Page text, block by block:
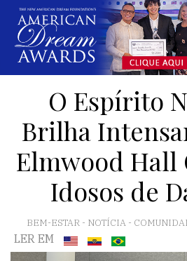
O Espírito
Brilha
Elmwood Hall
Idosos de
BEM-ESTAR - NOTÍCIA -
LER EM